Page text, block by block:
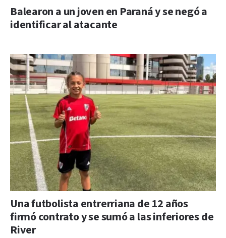
Balearon a un joven en Paraná y se negó a
identificar al atacante
Una futbolista entrerriana de 12 años
firmó contrato y se sumó a las inferiores de
River